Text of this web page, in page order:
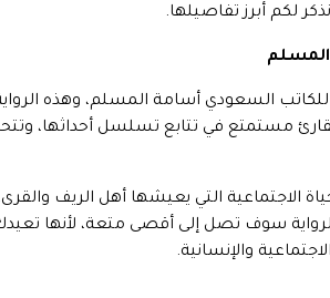
لكم أبرز تفاصيلها.
المسلم
للكاتب السعودي أسامة المسلم، وهذه
مستمتع في تتابع تسلسل أحداثها،
الاجتماعية التي يعيشها أهل الريف
سوف تصل إلى أقصى متعة، لأنها
والإنسانية.